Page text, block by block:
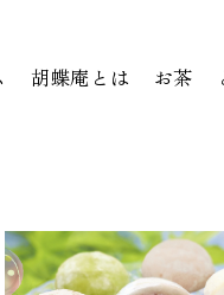
胡蝶庵とは お茶